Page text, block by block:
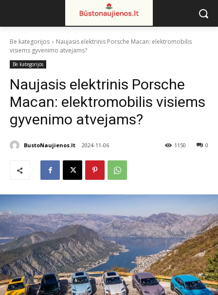
Be kategorijos
Naujasis elektrinis Porsche Macan: elektromobilis
visiems gyvenimo atvejams?
Be kategorijos
Naujasis elektrinis Porsche
Macan: elektromobilis visiems
gyvenimo atvejams?
BustoNaujienos.lt 2024-11-06 0
1150